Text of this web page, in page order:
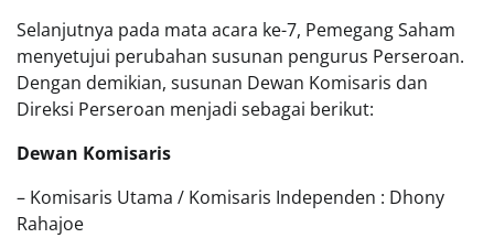
Selanjutnya pada mata acara ke-7, Pemegang Saham
menyetujui perubahan susunan pengurus Perseroan.
Dengan demikian, susunan Dewan Komisaris dan
Direksi Perseroan menjadi sebagai berikut:
Dewan Komisaris
– Komisaris Utama / Komisaris Independen : Dhony
Rahajoe